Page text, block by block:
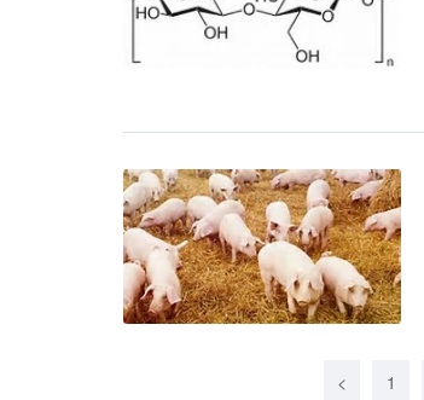
< 1